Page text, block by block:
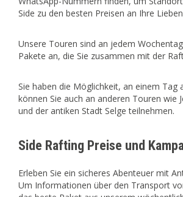
Side zu den besten Preisen an Ihre
Unsere Touren sind an jedem
Pakete an, die Sie zusammen mit der
Sie haben die Möglichkeit, an einem Tag
können Sie auch an anderen Touren wie
und der antiken Stadt Selge teilnehmen.
Side Rafting Preise und
Erleben Sie ein sicheres Abenteuer mit
Um Informationen über den Transport